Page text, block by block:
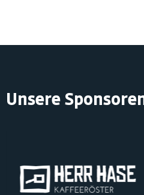
Unsere